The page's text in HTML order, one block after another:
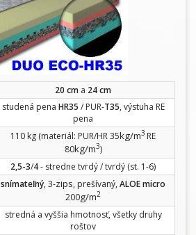
20 cm a 24 cm
studená pena HR35 / PUR-T35, výstuha RE
pena
110 kg (materiál: PUR/HR 35kg/m3 RE
80kg/m3)
2,5-3/4- stredne tvrdý / tvrdý (st. 1-6)
snímateľný, 3-zips, prešívaný, ALOE micro
200g/m2
stredná a vyššia hmotnosť, všetky druhy
roštov